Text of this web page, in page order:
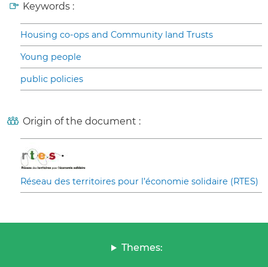
Keywords :
Housing co-ops and Community land Trusts
Young people
public policies
Origin of the document :
Réseau des territoires pour l’économie solidaire (RTES)
Themes: